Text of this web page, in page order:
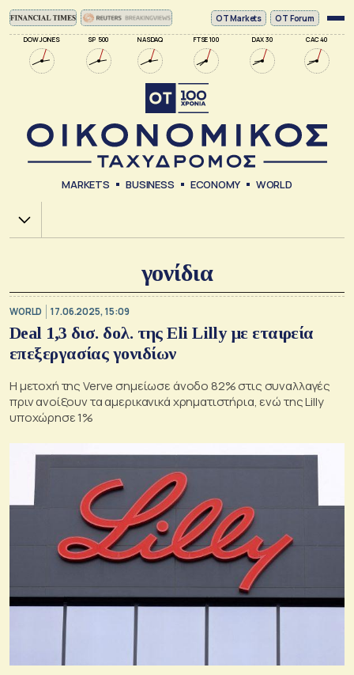
DOW JONES SP 500 NASDAQ FTSE 100 DAX 30 CAC 40
ΟΤ Markets OT Forum
MARKETS BUSINESS ECONOMY WORLD
Χ.Α.
γονίδια
WORLD 17.06.2025, 15:09
Deal 1,3 δισ. δολ. της Eli Lilly με εταιρεία
επεξεργασίας γονιδίων
Η μετοχή της Verve σημείωσε άνοδο 82% στις συναλλαγές
πριν ανοίξουν τα αμερικανικά χρηματιστήρια, ενώ της Lilly
υποχώρησε 1%